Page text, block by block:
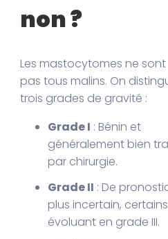
non ?
Les mastocytomes ne sont
pas tous malins. On
trois grades de gravité :
Grade I : Bénin et
généralement bien
par chirurgie.
Grade II : De
plus incertain, certains
évoluant en grade III.